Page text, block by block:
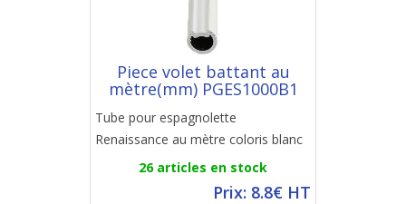
Piece volet battant au
mètre(mm) PGES1000B1
Tube pour espagnolette
Renaissance au mètre coloris blanc
26 articles en stock
Prix: 8.8€ HT